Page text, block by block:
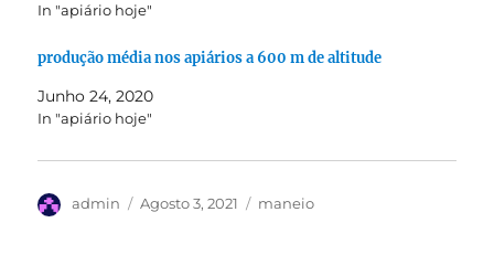
In "apiário hoje"
produção média nos apiários a 600 m de altitude
Junho 24, 2020
In "apiário hoje"
Autor
admin
Publicado
Agosto 3, 2021 Categorias
maneio